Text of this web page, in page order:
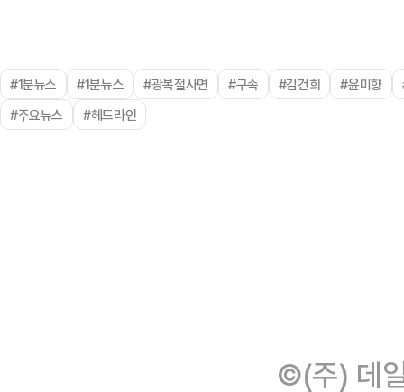
#1분뉴스 #1분뉴스 #광복절사면 #구속 #김건희 #윤미향
#주요뉴스
#헤드라인
©(주) 데